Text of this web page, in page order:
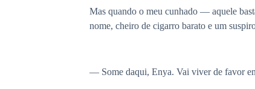
Mas quando o meu cunhado — aquele
nome, cheiro de cigarro barato e um
— Some daqui, Enya. Vai viver de favor